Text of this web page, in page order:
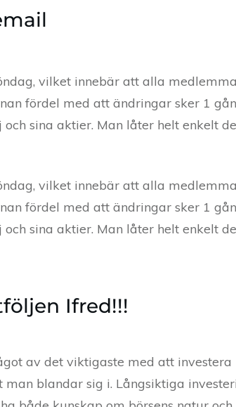
vilket innebär att alla
fördel med att ändringar sker 1
sina aktier. Man låter helt enkelt
vilket innebär att alla
fördel med att ändringar sker 1
sina aktier. Man låter helt enkelt
Ifred!!!
av det viktigaste med att
blandar sig i. Långsiktiga